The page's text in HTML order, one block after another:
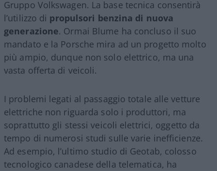
Gruppo Volkswagen. La base tecnica consentirà
l’utilizzo di propulsori benzina di nuova
generazione. Ormai Blume ha concluso il suo
mandato e la Porsche mira ad un progetto molto
più ampio, dunque non solo elettrico, ma una
vasta offerta di veicoli.
I problemi legati al passaggio totale alle vetture
elettriche non riguarda solo i produttori, ma
soprattutto gli stessi veicoli elettrici, oggetto da
tempo di numerosi studi sulle varie inefficienze.
Ad esempio, l’ultimo studio di Geotab, colosso
tecnologico canadese della telematica, ha